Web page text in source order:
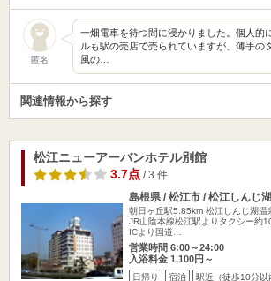
匿名
一畑電車を待つ間に浸かりました。個人的
ルも駅の売店で売られていますが、薄手の
風の…
関連情報から探す
松江ニューアーバンホテル別館
3.7点/ 3 件
島根県 / 松江市 / 松江しんじ
朝日ヶ丘駅5.85km 松江しんじ湖温
JR山陰本線松江駅よりタクシー約
ICより国道…
営業時間 6:00～24:00
入浴料金 1,100円～
日帰り 宿泊 駅近（徒歩10分以